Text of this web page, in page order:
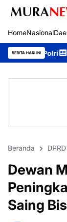
HomeNasional
BERITA HARI INI
Peran Vital
Beranda
Dewan
Saing